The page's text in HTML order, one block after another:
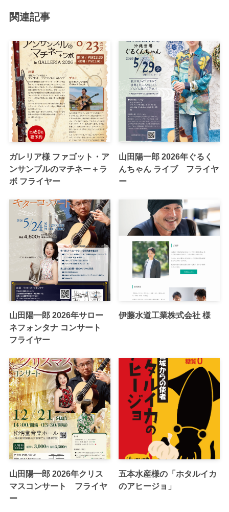
関連記事
ガレリア様 ファゴット・ア
ンサンブルのマチネー＋ラ
ボ フライヤー
山田陽一郎 2026年ぐるく
んちゃん ライブ フライヤ
ー
山田陽一郎 2026年サロー
ネフォンタナ コンサート
フライヤー
伊藤水道工業株式会社 様
山田陽一郎 2026年クリス
マスコンサート フライヤ
ー
五本水産様の「ホタルイカ
のアヒージョ」